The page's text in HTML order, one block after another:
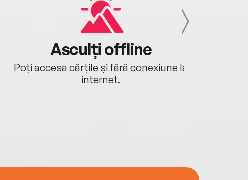
Asculți offline
Poți accesa cărțile și fără conexiune la
internet.